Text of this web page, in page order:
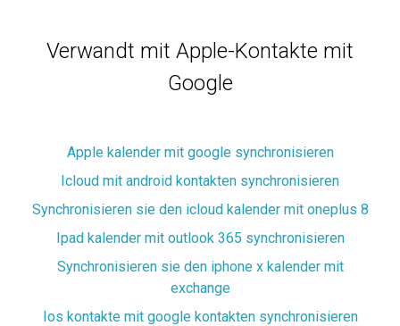
Verwandt mit Apple-Kontakte mit
Google
Apple kalender mit google synchronisieren
Icloud mit android kontakten synchronisieren
Synchronisieren sie den icloud kalender mit oneplus 8
Ipad kalender mit outlook 365 synchronisieren
Synchronisieren sie den iphone x kalender mit
exchange
Ios kontakte mit google kontakten synchronisieren